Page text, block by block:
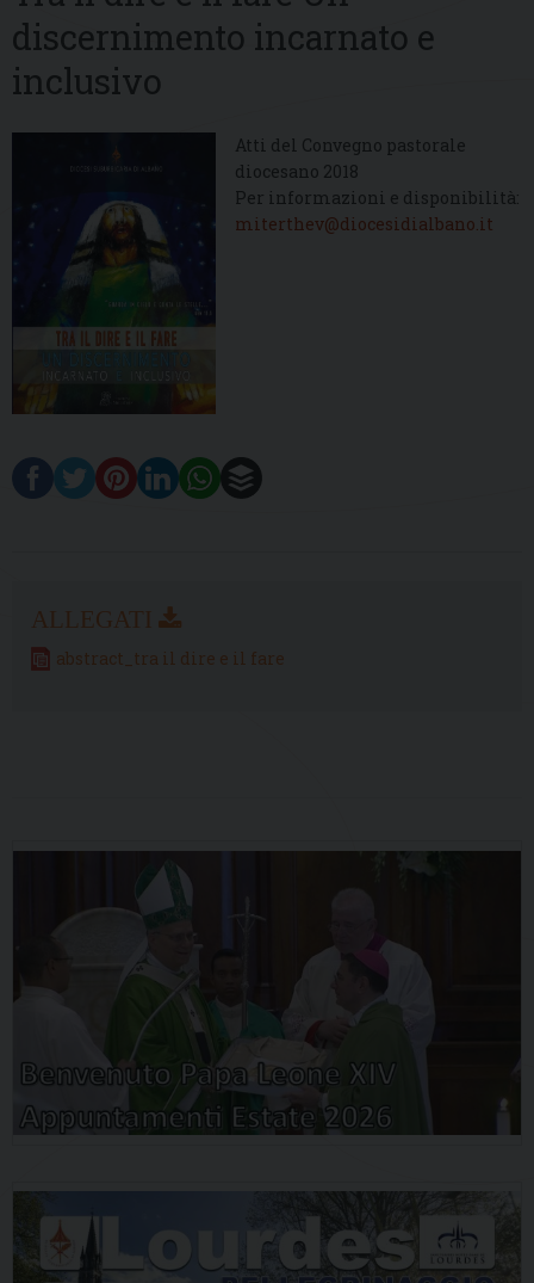
discernimento incarnato e
inclusivo
Atti del Convegno pastorale
diocesano 2018
Per informazioni e disponibilità:
miterthev@diocesidialbano.it
abstract_tra il dire e il fare